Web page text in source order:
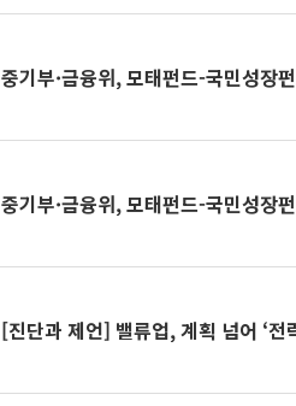
중기부·금융위, 모태펀드-국민성
중기부·금융위, 모태펀드-국민성장
[진단과 제언] 밸류업, 계획 넘어 ‘전